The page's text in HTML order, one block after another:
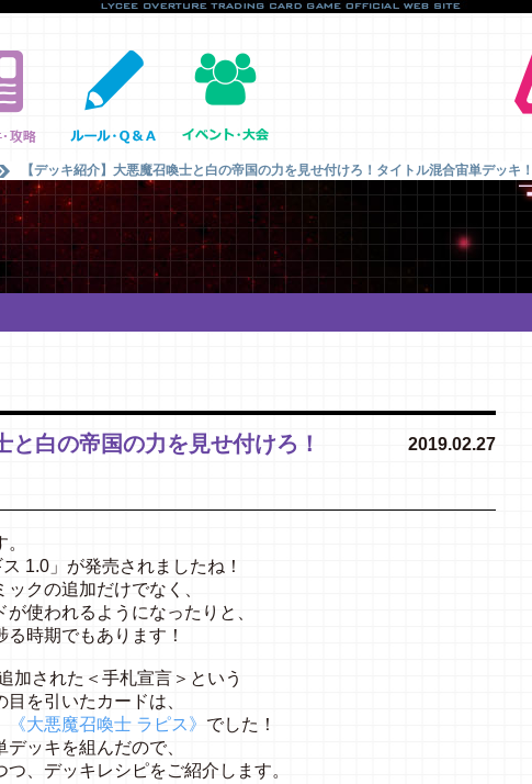
【デッキ紹介】大悪魔召喚士と白の帝国の力を見せ付けろ！タイトル混合宙単デッキ！
と白の帝国の力を見せ付けろ！
2019.02.27
1.0」が発売されましたね！
クの追加だけでなく、
使われるようになったりと、
時期でもあります！
加された＜手札宣言＞という
を引いたカードは、
《大悪魔召喚士 ラピス》 でした！
ッキを組んだので、
、デッキレシピをご紹介します。